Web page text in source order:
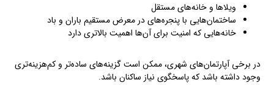
ویلاها و خانه‌های مستقل
ساختمان‌هایی با پنجره‌های در معرض مستقیم باران و باد
خانه‌هایی که امنیت برای آن‌ها اهمیت بالاتری دارد
در برخی آپارتمان‌های شهری، ممکن است گزینه‌های ساده‌تر و کم‌هزینه‌تری
وجود داشته باشد که پاسخگوی نیاز ساکنان باشد.